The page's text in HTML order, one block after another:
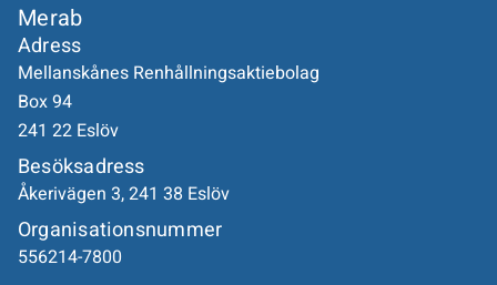
Merab
Adress
Mellanskånes Renhållningsaktiebolag
Box 94
241 22 Eslöv
Besöksadress
Åkerivägen 3, 241 38 Eslöv
Organisationsnummer
556214-7800